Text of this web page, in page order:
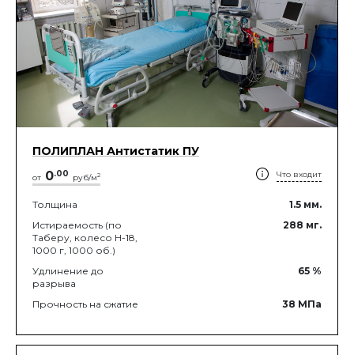
ПОЛИПЛАН Антистатик ПУ
от 0.00 руб/м2 Что входит
Толщина 1.5 мм.
Истираемость (по
Таберу, колесо Н-18,
1000 г, 1000 об.)
288 мг.
Удлинение до
разрыва
65 %
Прочность на сжатие 38 МПа